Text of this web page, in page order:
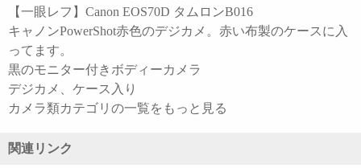
【一眼レフ】Canon EOS70D タムロンB016
キャノンPowerShot赤色のデジカメ。赤い布製のケースに入
ってます。
黒のモニター付きボディーカメラ
デジカメ、ケース入り
カメラ類カテゴリの一覧をもっと見る
関連リンク